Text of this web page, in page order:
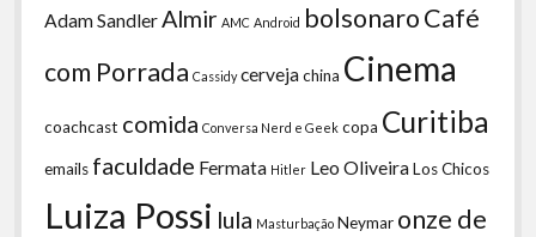
Adam Sandler Almir AMC Android bolsonaroCafé
com Porrada Cassidy cervejachina Cinema
coachcast comida Conversa Nerd e Geek copa Curitiba
emails faculdade Fermata Hitler Leo OliveiraLos Chicos
Luiza Possi lula Masturbação Neymar onze de